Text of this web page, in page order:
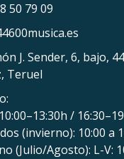
50 79 09
J. Sender, 6, bajo,
Teruel
/
(invierno): 10:00 a
(Julio/Agosto): L-V: